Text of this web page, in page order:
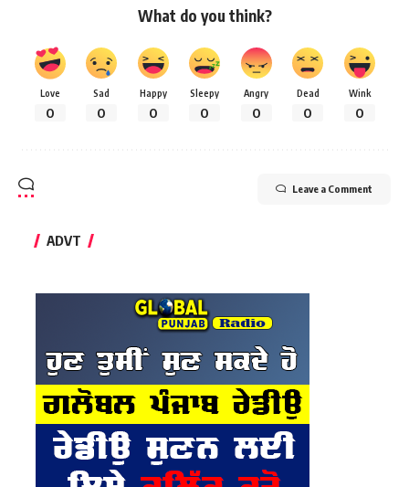
What do you think?
Love
0
Sad
0
Happy
0
Sleepy
0
Angry
0
Dead
0
Wink
0
Leave a Comment
ADVT